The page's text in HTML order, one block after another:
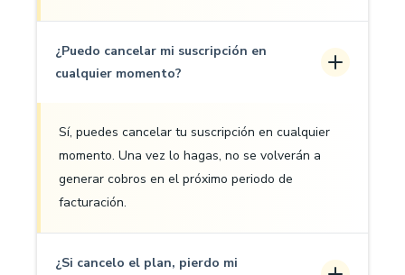
¿Puedo cancelar mi suscripción en
cualquier momento?
Sí, puedes cancelar tu suscripción en cualquier
momento. Una vez lo hagas, no se volverán a
generar cobros en el próximo periodo de
facturación.
¿Si cancelo el plan, pierdo mi